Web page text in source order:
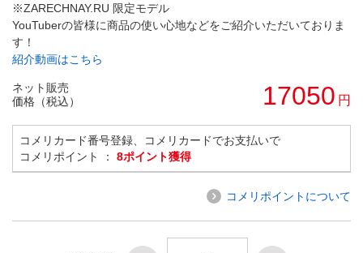
※ZARECHNAY.RU 限定モデル
YouTuberの皆様に商品の使い心地などをご紹介いただいておりま
す！
紹介動画はこちら
ネット販売
価格（税込）
17050 円
コメリカード番号登録、コメリカードでお支払いで
コメリポイント ： 8ポイント獲得
コメリポイントについて